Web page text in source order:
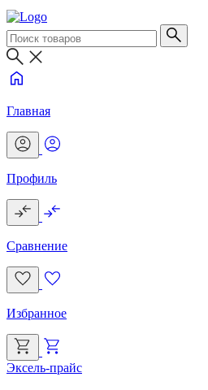
Главная
Профиль
Сравнение
Избранное
Эксель-прайс